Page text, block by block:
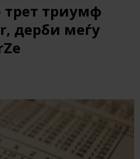
трет триумф
дерби меѓу